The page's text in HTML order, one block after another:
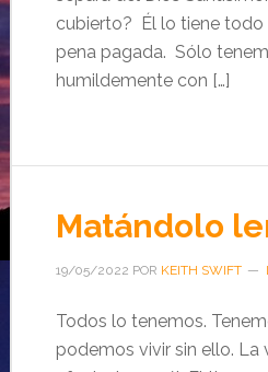
cubierto? Él lo tiene todo
pena pagada. Sólo
humildemente con […]
Matándolo
19/05/2022 POR KEITH SWIFT
Todos lo tenemos.
podemos vivir sin ello.